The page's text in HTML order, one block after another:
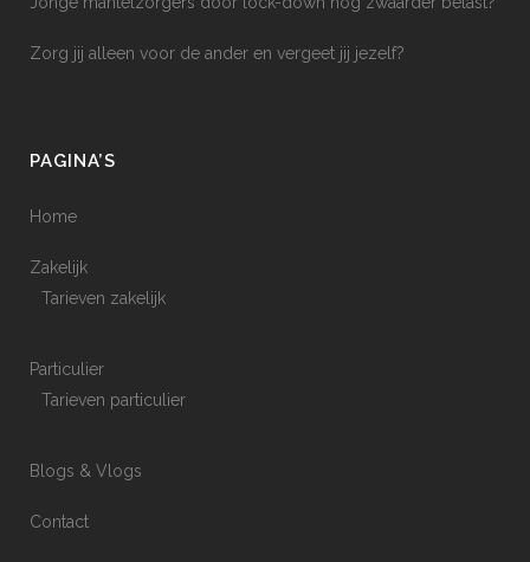
Zorg jij alleen voor de ander en vergeet jij jezelf?
PAGINA’S
Home
Zakelijk
Tarieven zakelijk
Particulier
Tarieven particulier
Blogs & Vlogs
Contact